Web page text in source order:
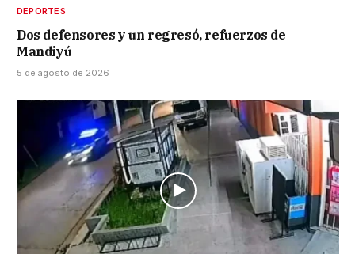
DEPORTES
Dos defensores y un regresó, refuerzos de
Mandiyú
5 de agosto de 2026